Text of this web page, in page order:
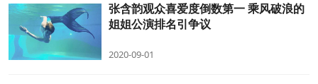
张含韵观众喜爱度倒数第一 乘风破浪的
姐姐公演排名引争议
2020-09-01